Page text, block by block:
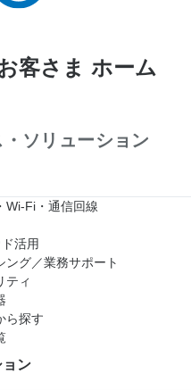
客さま ホーム
ソリューション
Wi-Fi・通信回線
活用
ング／業務サポート
ティ
ら探す
ョン